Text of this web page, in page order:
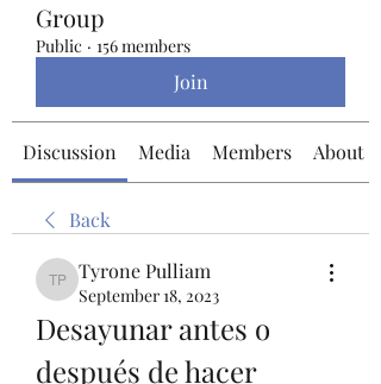
Group
Public · 156 members
Join
Discussion Media Members About
Back
Tyrone Pulliam
Tyrone Pulliam
September 18, 2023
Desayunar antes o
después de hacer